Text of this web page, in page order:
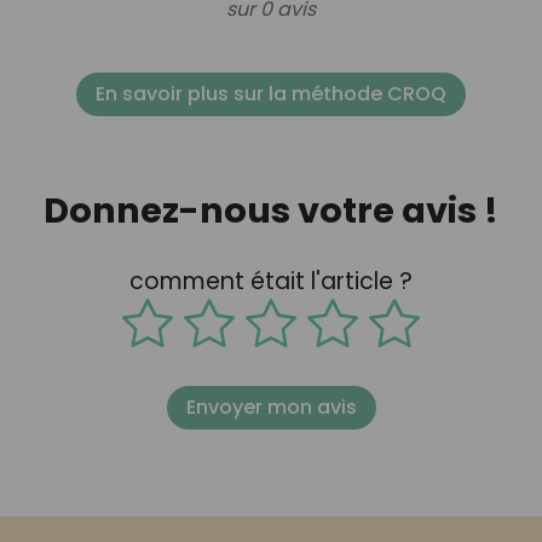
sur 0 avis
En savoir plus sur la méthode CROQ
Donnez-nous votre avis !
comment était l'article ?
Envoyer mon avis